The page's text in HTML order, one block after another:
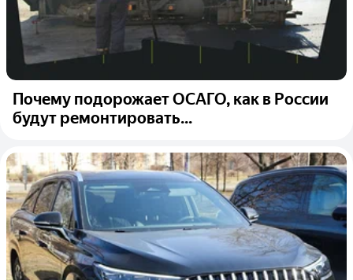
Почему подорожает ОСАГО, как в России
будут ремонтировать...